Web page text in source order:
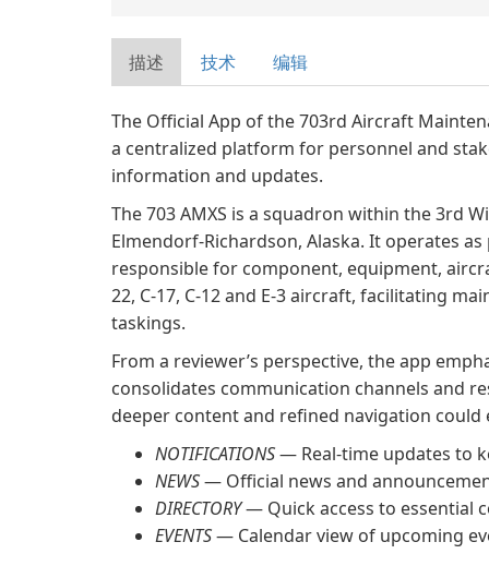
描述 技术 编辑
The Official App of the 703rd Aircraft
a centralized platform for personnel and
information and updates.
The 703 AMXS is a squadron within the 3rd
Elmendorf-Richardson, Alaska. It operates
responsible for component, equipment,
22, C-17, C-12 and E-3 aircraft, facilitating
taskings.
From a reviewer’s perspective, the app
consolidates communication channels and
deeper content and refined navigation
NOTIFICATIONS— Real-time updates to
NEWS— Official news and
DIRECTORY— Quick access to essential
EVENTS— Calendar view of upcoming